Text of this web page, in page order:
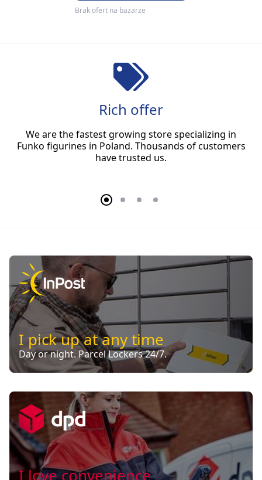
Brak ofert na bazarze
Rich offer
We are the fastest growing store specializing in
Funko figurines in Poland. Thousands of customers
have trusted us.
I pick up at any time
Day or night. Parcel Lockers 24/7.
I love convenience